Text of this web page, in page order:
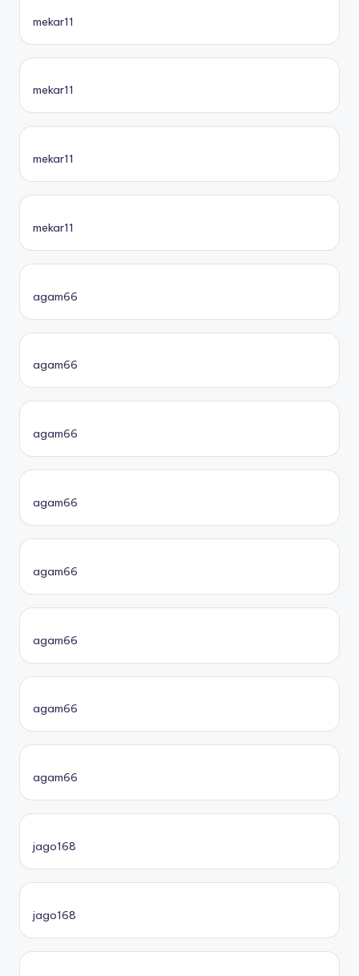
mekar11
mekar11
mekar11
mekar11
agam66
agam66
agam66
agam66
agam66
agam66
agam66
agam66
jago168
jago168